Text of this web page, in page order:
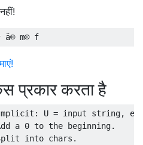
प्रकार करता है
U = input string,
a 0 to the beginning.
into chars.